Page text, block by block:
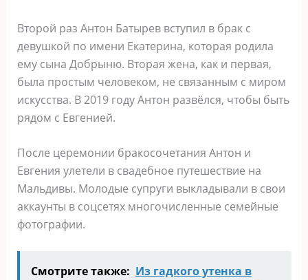
Второй раз Антон Батырев вступил в брак с
девушкой по имени Екатерина, которая родила
ему сына Добрыню. Вторая жена, как и первая,
была простым человеком, не связанным с миром
искусства. В 2019 году Антон развёлся, чтобы быть
рядом с Евгенией.
После церемонии бракосочетания Антон и
Евгения улетели в свадебное путешествие на
Мальдивы. Молодые супруги выкладывали в свои
аккаунты в соцсетях многочисленные семейные
фотографии.
Смотрите также: Из гадкого утенка в